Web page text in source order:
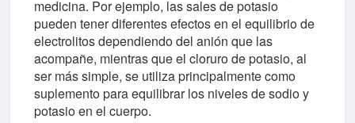
medicina. Por ejemplo, las sales de potasio
pueden tener diferentes efectos en el equilibrio de
electrolitos dependiendo del anión que las
acompañe, mientras que el cloruro de potasio, al
ser más simple, se utiliza principalmente como
suplemento para equilibrar los niveles de sodio y
potasio en el cuerpo.